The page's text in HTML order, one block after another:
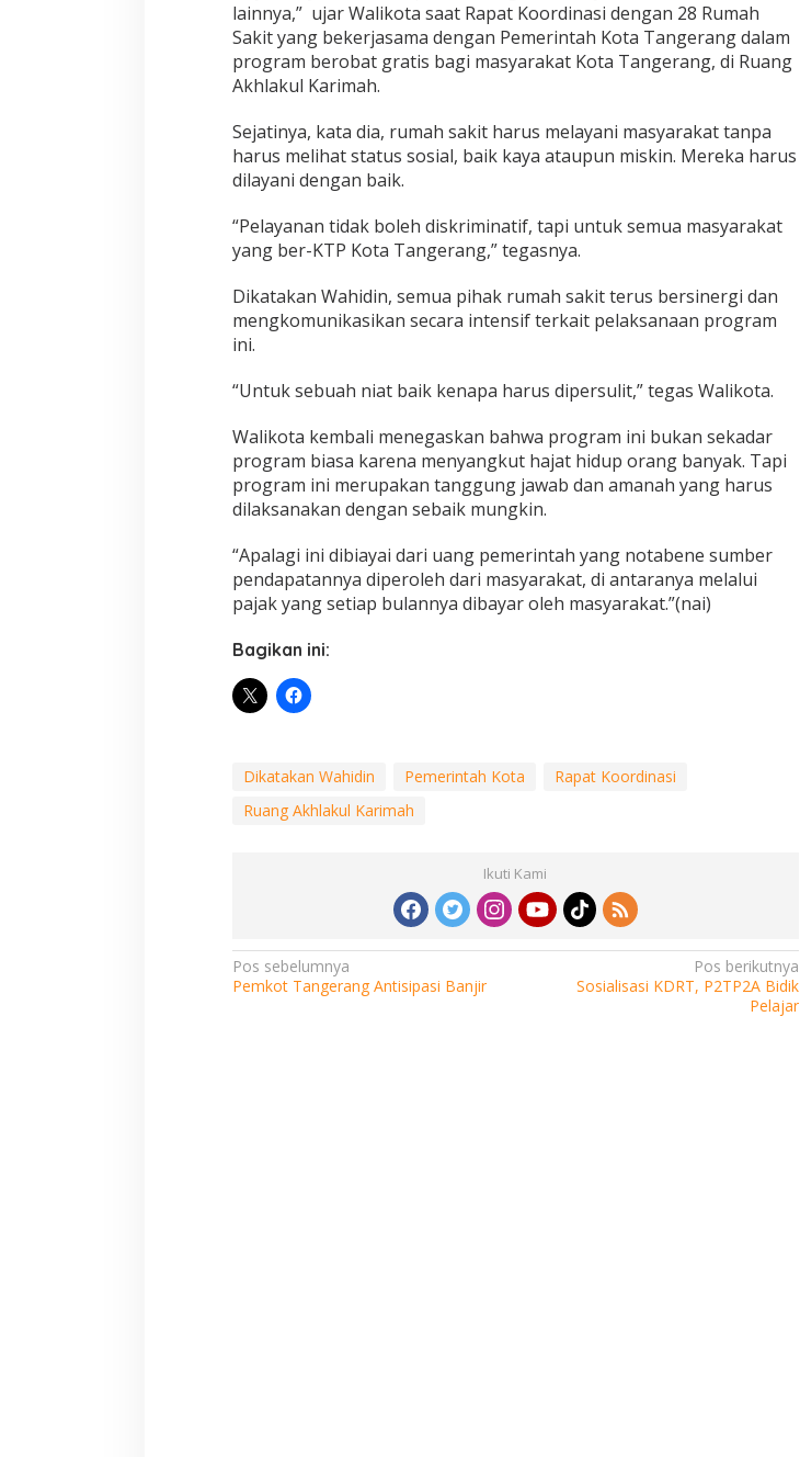
lainnya,” ujar Walikota saat Rapat Koordinasi dengan 28 Rumah
Sakit yang bekerjasama dengan Pemerintah Kota Tangerang dalam
program berobat gratis bagi masyarakat Kota Tangerang, di Ruang
Akhlakul Karimah.
Sejatinya, kata dia, rumah sakit harus melayani masyarakat tanpa
harus melihat status sosial, baik kaya ataupun miskin. Mereka harus
dilayani dengan baik.
“Pelayanan tidak boleh diskriminatif, tapi untuk semua masyarakat
yang ber-KTP Kota Tangerang,” tegasnya.
Dikatakan Wahidin, semua pihak rumah sakit terus bersinergi dan
mengkomunikasikan secara intensif terkait pelaksanaan program
ini.
“Untuk sebuah niat baik kenapa harus dipersulit,” tegas Walikota.
Walikota kembali menegaskan bahwa program ini bukan sekadar
program biasa karena menyangkut hajat hidup orang banyak. Tapi
program ini merupakan tanggung jawab dan amanah yang harus
dilaksanakan dengan sebaik mungkin.
“Apalagi ini dibiayai dari uang pemerintah yang notabene sumber
pendapatannya diperoleh dari masyarakat, di antaranya melalui
pajak yang setiap bulannya dibayar oleh masyarakat.”(nai)
Bagikan ini:
Dikatakan Wahidin Pemerintah Kota
Rapat Koordinasi
Ruang Akhlakul Karimah
Ikuti Kami
Navigasi
pos
Pos sebelumnya
Pemkot Tangerang Antisipasi Banjir
Pos berikutnya
Sosialisasi KDRT, P2TP2A Bidik
Pelajar